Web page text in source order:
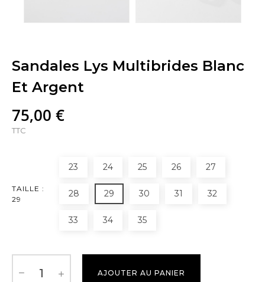
Sandales Lys Multibrides Blanc
Et Argent
75,00 €
TTC
TAILLE :
29
23 24 25 26 27
28 29 30 31 32
33 34 35
AJOUTER AU PANIER